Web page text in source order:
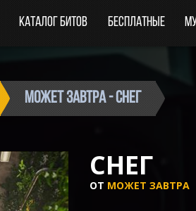
Каталог битов Бесплатные
Может Завтра - Снег
СНЕГ
ОТ МОЖЕТ ЗАВТРА